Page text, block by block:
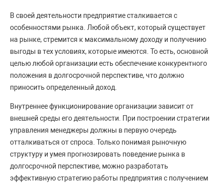
В своей деятельности предприятие сталкивается с
особенностями рынка. Любой объект, который существует
на рынке, стремится к максимальному доходу и получению
выгоды в тех условиях, которые имеются. То есть, основной
целью любой организации есть обеспечение конкурентного
положения в долгосрочной перспективе, что должно
приносить определенный доход.
Внутреннее функционирование организации зависит от
внешней среды его деятельности. При построении стратегии
управления менеджеры должны в первую очередь
отталкиваться от спроса. Только понимая рыночную
структуру и умея прогнозировать поведение рынка в
долгосрочной перспективе, можно разработать
эффективную стратегию работы предприятия с получением